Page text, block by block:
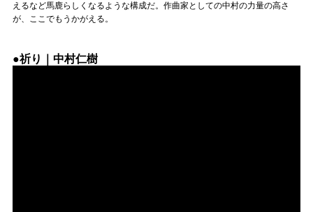
えるなど馬鹿らしくなるような構成だ。作曲家としての中村の力量の高さ
が、ここでもうかがえる。
●祈り｜中村仁樹